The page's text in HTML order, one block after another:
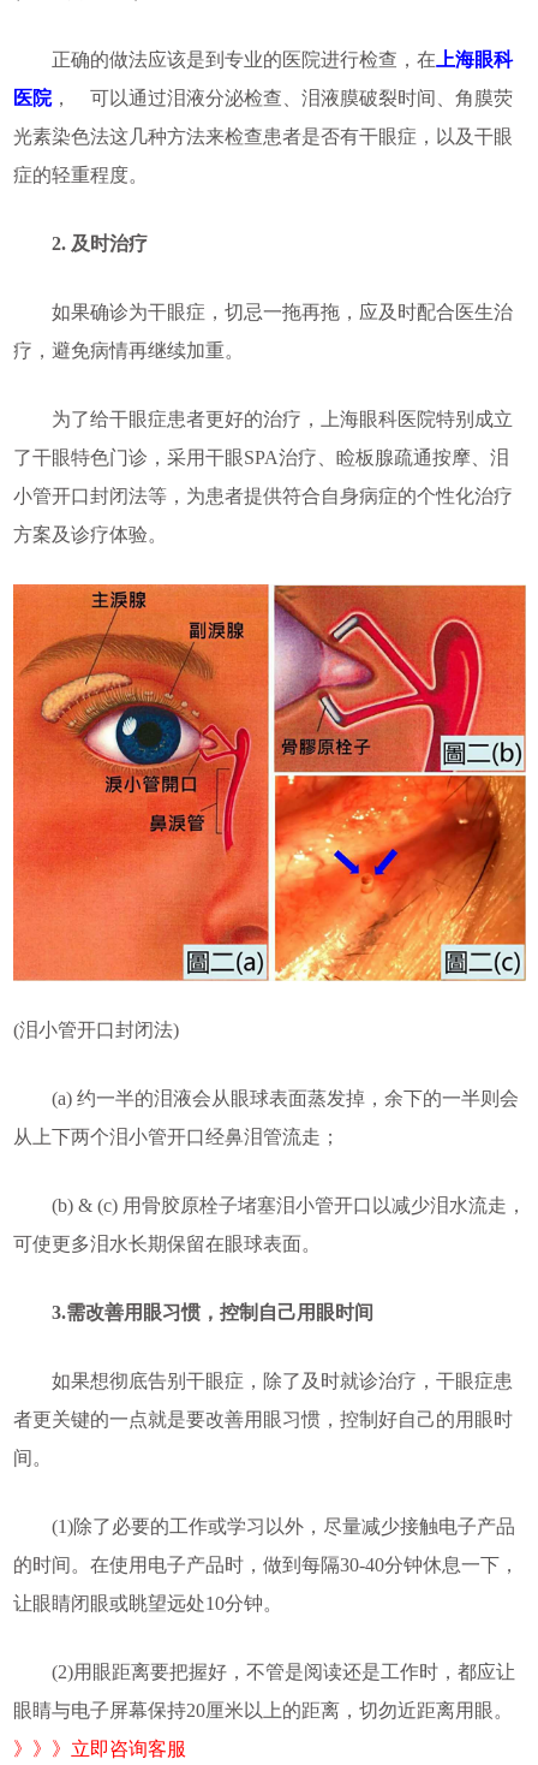
正确的做法应该是到专业的医院进行检查，在 上海眼科
医院， 可以通过泪液分泌检查、泪液膜破裂时间、角膜荧
光素染色法这几种方法来检查患者是否有干眼症，以及干眼
症的轻重程度。
2. 及时治疗
如果确诊为干眼症，切忌一拖再拖，应及时配合医生治
疗，避免病情再继续加重。
为了给干眼症患者更好的治疗，上海眼科医院特别成立
了干眼特色门诊，采用干眼SPA治疗、睑板腺疏通按摩、泪
小管开口封闭法等，为患者提供符合自身病症的个性化治疗
方案及诊疗体验。
(泪小管开口封闭法)
(a) 约一半的泪液会从眼球表面蒸发掉，余下的一半则会
从上下两个泪小管开口经鼻泪管流走；
(b) & (c) 用骨胶原栓子堵塞泪小管开口以减少泪水流走，
可使更多泪水长期保留在眼球表面。
3.需改善用眼习惯，控制自己用眼时间
如果想彻底告别干眼症，除了及时就诊治疗， 干眼症患
者更关键的一点就是要改善用眼习惯，控制好自己的用眼时
间。
(1)除了必要的工作或学习以外，尽量减少接触电子产品
的时间。在使用电子产品时，做到每隔30-40分钟休息一下，
让眼睛闭眼或眺望远处10分钟。
(2)用眼距离要把握好，不管是阅读还是工作时，都应让
眼睛与电子屏幕保持20厘米以上的距离，切勿近距离用眼。
》》》立即咨询客服